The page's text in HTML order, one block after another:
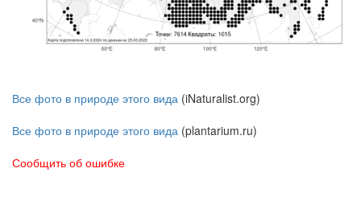
Все фото в природе этого вида (iNaturalist.org)
Все фото в природе этого вида (plantarium.ru)
Сообщить об ошибке